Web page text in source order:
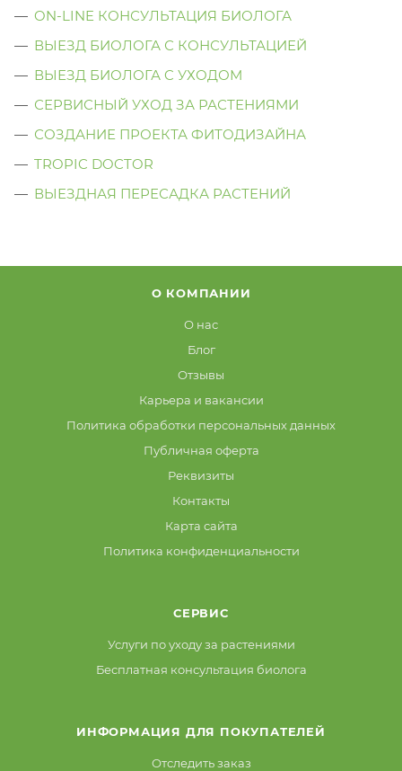
ON-LINE КОНСУЛЬТАЦИЯ БИОЛОГА
ВЫЕЗД БИОЛОГА С КОНСУЛЬТАЦИЕЙ
ВЫЕЗД БИОЛОГА C УХОДОМ
СЕРВИСНЫЙ УХОД ЗА РАСТЕНИЯМИ
СОЗДАНИЕ ПРОЕКТА ФИТОДИЗАЙНА
TROPIC DOCTOR
ВЫЕЗДНАЯ ПЕРЕСАДКА РАСТЕНИЙ
О КОМПАНИИ
О нас
Блог
Отзывы
Карьера и вакансии
Политика обработки персональных данных
Публичная оферта
Реквизиты
Контакты
Карта сайта
Политика конфиденциальности
СЕРВИС
Услуги по уходу за растениями
Бесплатная консультация биолога
ИНФОРМАЦИЯ ДЛЯ ПОКУПАТЕЛЕЙ
Отследить заказ